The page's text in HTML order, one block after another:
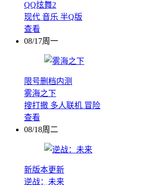
QQ炫舞2
现代 音乐 半Q版
查看
08/17周一
限号删档内测
雾海之下
搜打撤 多人联机 冒险
查看
08/18周二
新版本更新
逆战：未来